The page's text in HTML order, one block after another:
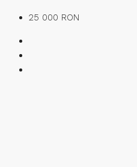
25 000 RON